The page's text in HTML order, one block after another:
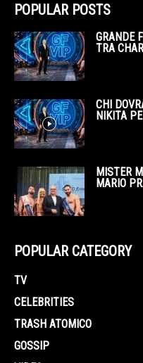
POPULAR POSTS
GRANDE
TRA
CHI
NIKITA
MISTER
MARIO
POPULAR CATEGORY
TV
CELEBRITIES
TRASH ATOMICO
GOSSIP